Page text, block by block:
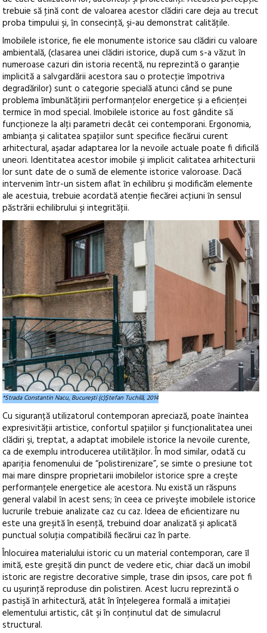
trebuie să ţină cont de valoarea acestor clădiri care deja au trecut
proba timpului şi, ȋn consecinţă, şi-au demonstrat calităţile.
Imobilele istorice, fie ele monumente istorice sau clădiri cu valoare
ambientală, (clasarea unei clădiri istorice, după cum s-a văzut ȋn
numeroase cazuri din istoria recentă, nu reprezintă o garanţie
implicită a salvgardării acestora sau o protecţie ȋmpotriva
degradărilor) sunt o categorie specială atunci când se pune
problema ȋmbunătăţirii performanţelor energetice şi a eficienţei
termice ȋn mod special. Imobilele istorice au fost gândite să
funcţioneze la alţi parametri decât cei contemporani. Ergonomia,
ambianţa şi calitatea spaţiilor sunt specifice fiecărui curent
arhitectural, aşadar adaptarea lor la nevoile actuale poate fi dificilă
uneori. Identitatea acestor imobile şi implicit calitatea arhitecturii
lor sunt date de o sumă de elemente istorice valoroase. Dacă
intervenim ȋntr-un sistem aflat ȋn echilibru şi modificăm elemente
ale acestuia, trebuie acordată atenţie fiecărei acţiuni ȋn sensul
păstrării echilibrului şi integrităţii.
*Strada Constantin Nacu, București (c)Ștefan Tuchilă, 2014
Cu siguranță utilizatorul contemporan apreciază, poate ȋnaintea
expresivităţii artistice, confortul spaţiilor şi funcţionalitatea unei
clădiri şi, treptat, a adaptat imobilele istorice la nevoile curente,
ca de exemplu introducerea utilităţilor. În mod similar, odată cu
apariţia fenomenului de “polistirenizare”, se simte o presiune tot
mai mare dinspre proprietarii imobilelor istorice spre a creşte
performanţele energetice ale acestora. Nu există un răspuns
general valabil ȋn acest sens; ȋn ceea ce priveşte imobilele istorice
lucrurile trebuie analizate caz cu caz. Ideea de eficientizare nu
este una greşită în esenţă, trebuind doar analizată şi aplicată
punctual soluţia compatibilă fiecărui caz în parte.
Înlocuirea materialului istoric cu un material contemporan, care ȋl
imită, este greşită din punct de vedere etic, chiar dacă un imobil
istoric are registre decorative simple, trase din ipsos, care pot fi
cu uşurinţă reproduse din polistiren. Acest lucru reprezintă o
pastişă ȋn arhitectură, atât în înţelegerea formală a imitaţiei
elementului artistic, cât şi în conţinutul dat de simulacrul
structural.